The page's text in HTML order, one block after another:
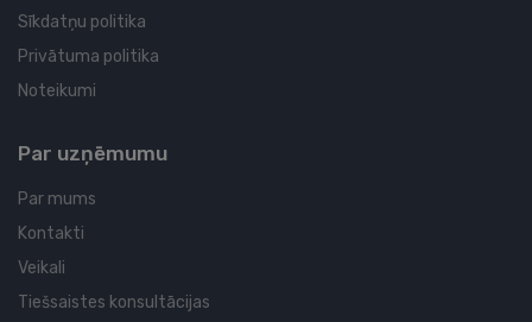
Sīkdatņu politika
Privātuma politika
Noteikumi
Par uzņēmumu
Par mums
Kontakti
Veikali
Tiešsaistes konsultācijas